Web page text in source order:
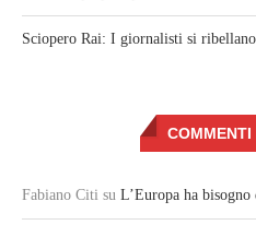
Sciopero Rai: I giornalisti si
COMMENTI
Fabiano Citi su L’Europa ha bisogno